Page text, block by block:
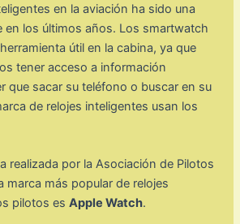
en la aviación ha sido una
en los últimos años. Los smartwatch
útil en la cabina, ya que
tener acceso a información
que sacar su teléfono o buscar en su
de relojes inteligentes usan los
realizada por la Asociación de Pilotos
marca más popular de relojes
pilotos esApple Watch.